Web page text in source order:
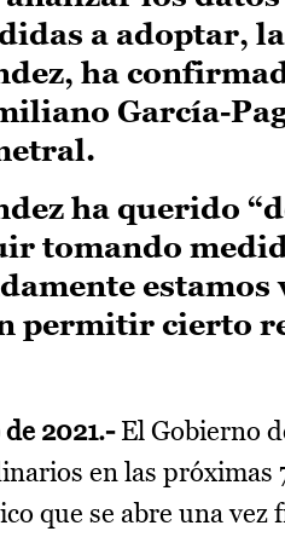
a adoptar,
ha
García-
ha querido
tomando
estamos
permitir cierto
2021.-El Gobierno
en las próximas
que se abre una vez